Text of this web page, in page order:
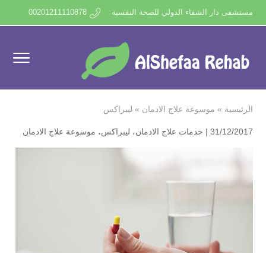
مستشفى دار الشفاء الدولي للصحة النفسية 00201211110878
الرئيسية » موسوعة علاج الادمان » ليبراكس
31/12/2017 | خدمات علاج الادمان، ليبراكس، موسوعة علاج الادمان